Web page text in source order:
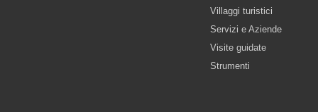
Villaggi turistici
Servizi e Aziende
Visite guidate
Strumenti